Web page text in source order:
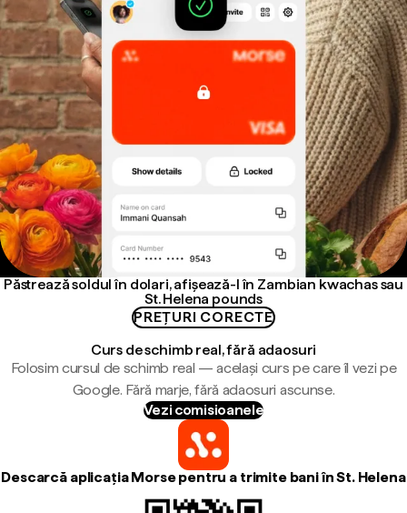
Păstrează soldul în dolari, afișează-l în Zambian kwachas sau
St. Helena pounds
PREȚURI CORECTE
Curs de schimb real, fără adaosuri
Folosim cursul de schimb real — același curs pe care îl vezi pe
Google. Fără marje, fără adaosuri ascunse.
Vezi comisioanele
Descarcă aplicația Morse pentru a trimite bani în St. Helena